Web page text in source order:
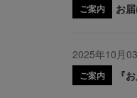
ご案内 お
2025年10月
ご案内 『